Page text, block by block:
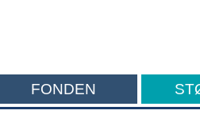
FONDEN